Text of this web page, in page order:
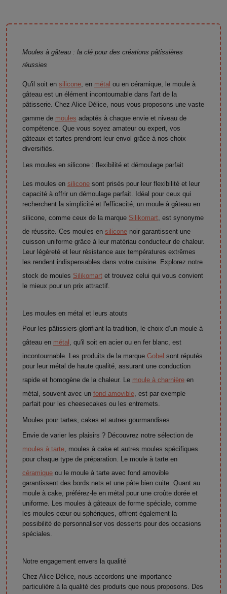
Moules à gâteau : la clé pour des créations pâtissières
réussies
Qu'il soit en silicone, en métal ou en céramique, le moule à
gâteau est un élément incontournable dans l'art de la
pâtisserie. Chez Alice Délice, nous vous proposons une vaste
gamme de moules adaptés à chaque envie et niveau de
compétence. Que vous soyez amateur ou expert, vos
gâteaux et tartes prendront leur envol grâce à nos choix
diversifiés.
Les moules en silicone : flexibilité et démoulage parfait
Les moules en silicone sont prisés pour leur flexibilité et leur
capacité à offrir un démoulage parfait. Idéal pour ceux qui
recherchent la simplicité et l'efficacité, un moule à gâteau en
silicone, comme ceux de la marque Silikomart, est synonyme
de réussite. Ces moules en silicone noir garantissent une
cuisson uniforme grâce à leur matériau conducteur de chaleur.
Leur légèreté et leur résistance aux températures extrêmes
les rendent indispensables dans votre cuisine. Explorez notre
stock de moules Silikomart et trouvez celui qui vous convient
le mieux pour un prix attractif.
Les moules en métal et leurs atouts
Pour les pâtissiers glorifiant la tradition, le choix d’un moule à
gâteau en métal , qu'il soit en acier ou en fer blanc, est
incontournable. Les produits de la marque Gobel sont réputés
pour leur métal de haute qualité, assurant une conduction
rapide et homogène de la chaleur. Le moule à charnière en
métal, souvent avec un fond amovible, est par exemple
parfait pour les cheesecakes ou les entremets.
Moules pour tartes, cakes et autres gourmandises
Envie de varier les plaisirs ? Découvrez notre sélection de
moules à tarte, moules à cake et autres moules spécifiques
pour chaque type de préparation. Le moule à tarte en
céramique ou le moule à tarte avec fond amovible
garantissent des bords nets et une pâte bien cuite. Quant au
moule à cake, préférez-le en métal pour une croûte dorée et
uniforme. Les moules à gâteaux de forme spéciale, comme
les moules cœur ou sphériques, offrent également la
possibilité de personnaliser vos desserts pour des occasions
spéciales.
Notre engagement envers la qualité
Chez Alice Délice, nous accordons une importance
particulière à la qualité des produits que nous proposons. Des